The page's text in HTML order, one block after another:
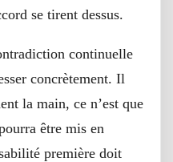
se tirent dessus.
continuelle
concrètement. Il
la main, ce n’est que
être mis en
première doit